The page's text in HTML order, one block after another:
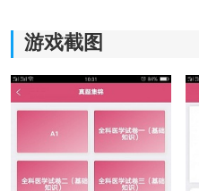
*提供分考点练习试题，帮
掌握程度。
*智能出题的随机练习，每
习的多样性。
*大量考试真题练习，熟悉
游戏截图